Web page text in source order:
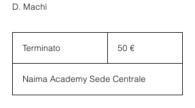
D. Machì
Terminato
m
i
50 €
Naima Academy Sede Centrale